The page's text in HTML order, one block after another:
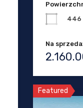
446
Na
Featured